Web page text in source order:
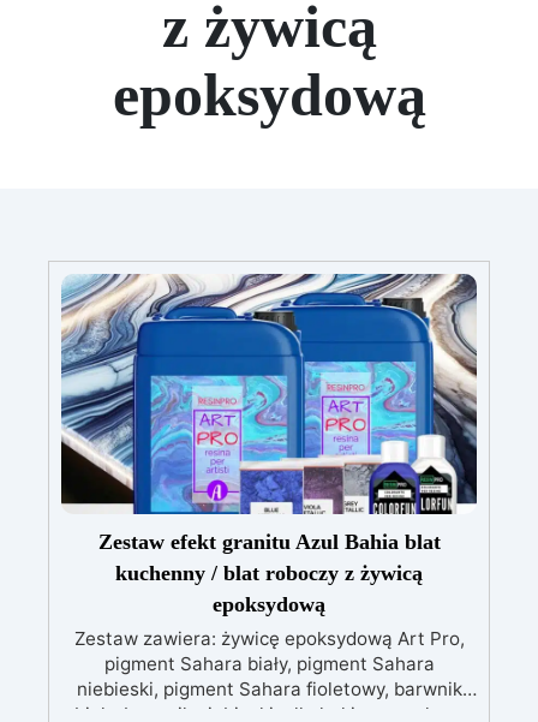
z żywicą
epoksydową
Zestaw efekt granitu Azul Bahia blat
kuchenny / blat roboczy z żywicą
epoksydową
Zestaw zawiera: żywicę epoksydową Art Pro,
pigment Sahara biały, pigment Sahara
niebieski, pigment Sahara fioletowy, barwnik
biały, barwnik niebieski, alkohol izopropylowy